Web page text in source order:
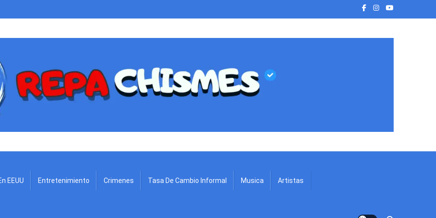
EEUU Entretenimiento Crimenes Tasa De Cambio Informal Musica Artistas